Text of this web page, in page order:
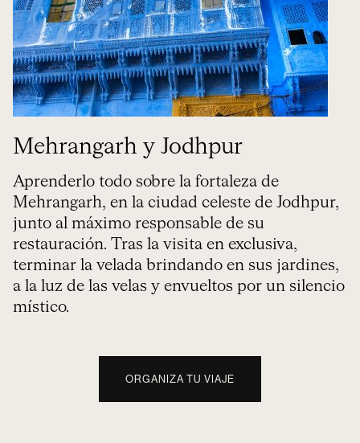
Mehrangarh y Jodhpur
Aprenderlo todo sobre la fortaleza de
Mehrangarh, en la ciudad celeste de Jodhpur,
junto al máximo responsable de su
restauración. Tras la visita en exclusiva,
terminar la velada brindando en sus jardines,
a la luz de las velas y envueltos por un silencio
místico.
ORGANIZA TU VIAJE